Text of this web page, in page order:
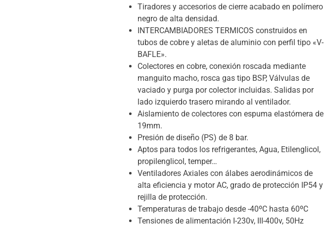
Tiradores y accesorios de cierre acabado en polímero
negro de alta densidad.
INTERCAMBIADORES TERMICOS construidos en
tubos de cobre y aletas de aluminio con perfil tipo «V-
BAFLE».
Colectores en cobre, conexión roscada mediante
manguito macho, rosca gas tipo BSP, Válvulas de
vaciado y purga por colector incluidas. Salidas por
lado izquierdo trasero mirando al ventilador.
Aislamiento de colectores con espuma elastómera de
19mm.
Presión de diseño (PS) de 8 bar.
Aptos para todos los refrigerantes, Agua, Etilenglicol,
propilenglicol, temper…
Ventiladores Axiales con álabes aerodinámicos de
alta eficiencia y motor AC, grado de protección IP54 y
rejilla de protección.
Temperaturas de trabajo desde -40ºC hasta 60ºC
Tensiones de alimentación I-230v, III-400v, 50Hz